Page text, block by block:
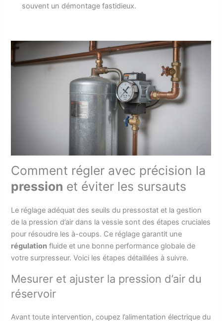
souvent un démontage fastidieux.
Comment régler avec précision la
pression et éviter les sursauts
Le réglage adéquat des seuils du pressostat et la gestion
de la pression d’air dans la vessie sont des étapes cruciales
pour résoudre les à-coups. Ce réglage garantit une
régulation fluide et une bonne performance globale de
votre surpresseur. Voici les étapes détaillées à suivre.
Mesurer et ajuster la pression d’air du
réservoir
Avant toute intervention, coupez l’alimentation électrique du